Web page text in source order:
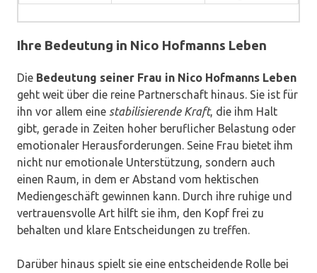
Ihre Bedeutung in Nico Hofmanns Leben
Die Bedeutung seiner Frau in Nico Hofmanns Leben
geht weit über die reine Partnerschaft hinaus. Sie ist für
ihn vor allem eine stabilisierende Kraft, die ihm Halt
gibt, gerade in Zeiten hoher beruflicher Belastung oder
emotionaler Herausforderungen. Seine Frau bietet ihm
nicht nur emotionale Unterstützung, sondern auch
einen Raum, in dem er Abstand vom hektischen
Mediengeschäft gewinnen kann. Durch ihre ruhige und
vertrauensvolle Art hilft sie ihm, den Kopf frei zu
behalten und klare Entscheidungen zu treffen.
Darüber hinaus spielt sie eine entscheidende Rolle bei